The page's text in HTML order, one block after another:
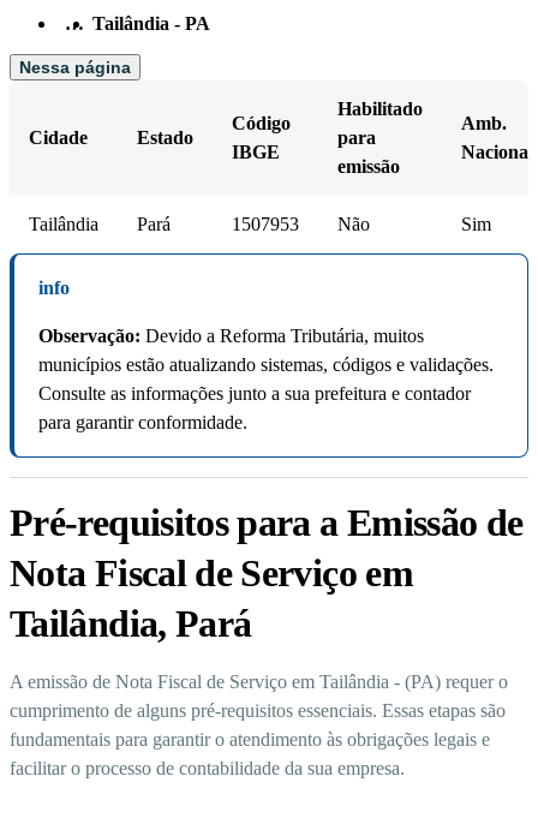
… Tailândia - PA
Nessa página
Cidade Estado
Código
IBGE
Habilitado
para
emissão
Amb.
Nacional
Tailândia Pará 1507953 Não Sim
info
Observação: Devido a Reforma Tributária, muitos
municípios estão atualizando sistemas, códigos e validações.
Consulte as informações junto a sua prefeitura e contador
para garantir conformidade.
Pré-requisitos para a Emissão de
Nota Fiscal de Serviço em
Tailândia, Pará
A emissão de Nota Fiscal de Serviço em Tailândia - (PA) requer o
cumprimento de alguns pré-requisitos essenciais. Essas etapas são
fundamentais para garantir o atendimento às obrigações legais e
facilitar o processo de contabilidade da sua empresa.